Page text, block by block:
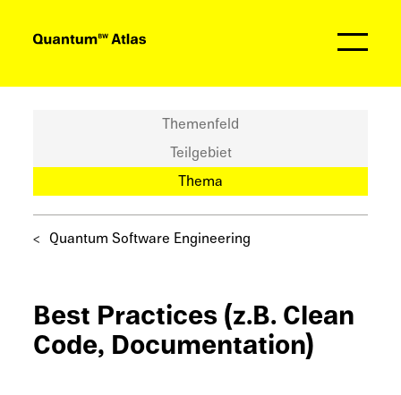
Themenfeld
Teilgebiet
Thema
Quantum Software Engineering
Best Practi­ces (z.B. Clean
Code, Documentation)